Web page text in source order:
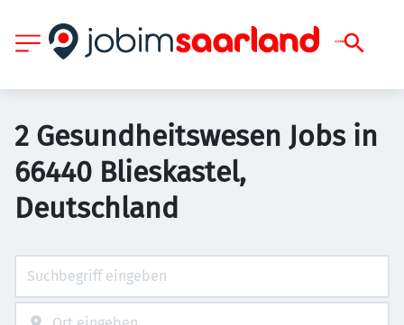
2 Gesundheitswesen Jobs in
66440 Blieskastel,
Deutschland